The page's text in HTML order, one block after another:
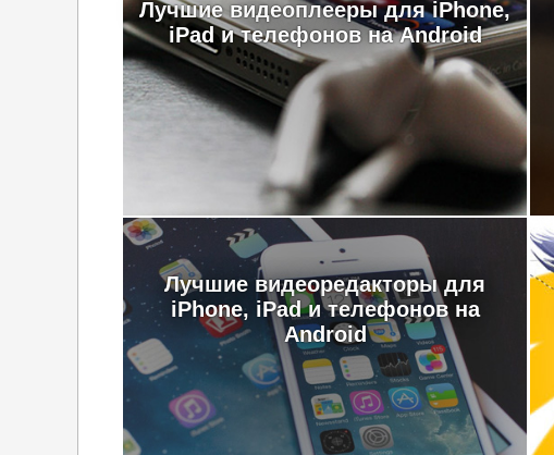
Лучшие видеоплееры для iPhone,
iPad и телефонов на Android
Лучшие видеоредакторы для
iPhone, iPad и телефонов на
Android